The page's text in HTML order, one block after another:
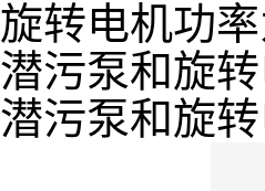
旋转电机功
潜污泵和旋
潜污泵和旋